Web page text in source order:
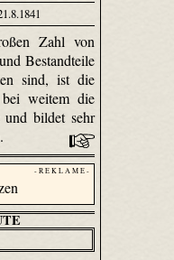
Zahl von
Bestandteile
sind, ist die
weitem die
und bildet sehr
- R E K L A M E -